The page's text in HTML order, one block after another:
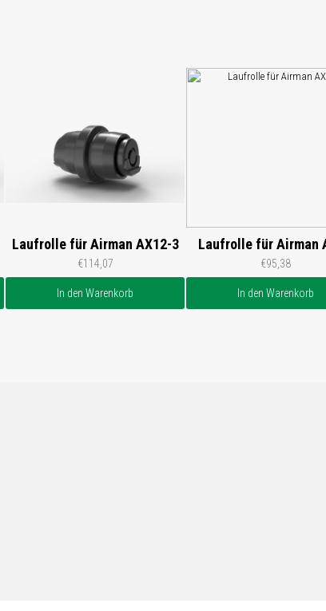
Laufrolle für Airman AX12-3
€114,07
In den Warenkorb
Laufrolle für Airman
€95,38
In den Warenkorb